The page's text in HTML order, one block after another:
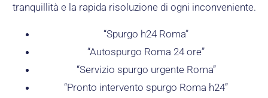
tranquillità e la rapida risoluzione di ogni inconveniente.
“Spurgo h24 Roma”
“Autospurgo Roma 24 ore”
“Servizio spurgo urgente Roma”
“Pronto intervento spurgo Roma h24”